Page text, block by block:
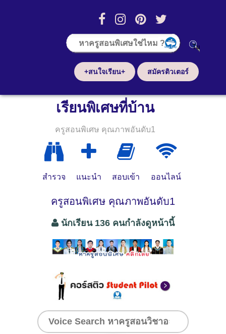
+สนใจเรียน+ สมัครติวเตอร์
เรียนพิเศษที่บ้าน
ครูสอนพิเศษ คุณภาพอันดับ1
สำรวจ แนะนำ สอบเข้า ออนไลน์
ครูสอนพิเศษ คุณภาพอันดับ1
นักเรียน 136 คนกำลังดูหน้านี้